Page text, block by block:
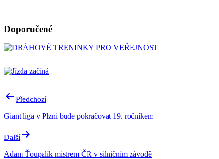
Doporučené
Navigace
příspěvek
Předchozí
Giant liga v Plzni bude pokračovat 19. ročníkem
Další
Adam Ťoupalík mistrem ČR v silničním závodě